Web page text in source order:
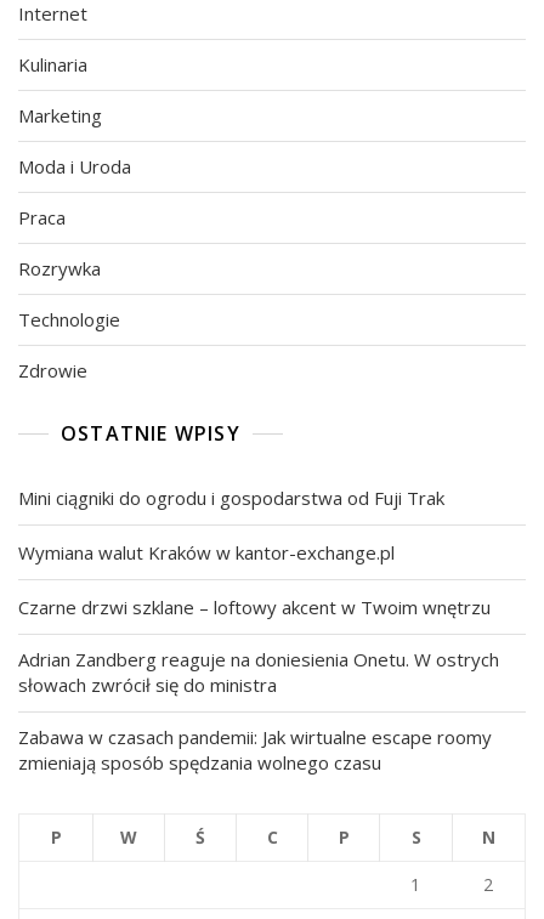
Internet
Kulinaria
Marketing
Moda i Uroda
Praca
Rozrywka
Technologie
Zdrowie
OSTATNIE WPISY
Mini ciągniki do ogrodu i gospodarstwa od Fuji Trak
Wymiana walut Kraków w kantor-exchange.pl
Czarne drzwi szklane – loftowy akcent w Twoim wnętrzu
Adrian Zandberg reaguje na doniesienia Onetu. W ostrych
słowach zwrócił się do ministra
Zabawa w czasach pandemii: Jak wirtualne escape roomy
zmieniają sposób spędzania wolnego czasu
P W Ś C P S N
1 2